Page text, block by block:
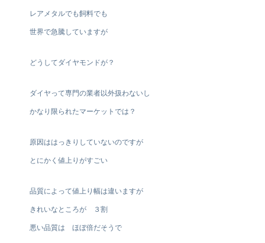
レアメタルでも飼料でも
世界で急騰していますが
どうしてダイヤモンドが？
ダイヤって専門の業者以外扱わないし
かなり限られたマーケットでは？
原因ははっきりしていないのですが
とにかく値上りがすごい
品質によって値上り幅は違いますが
きれいなところが ３割
悪い品質は ほぼ倍だそうで